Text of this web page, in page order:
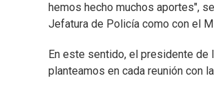
hemos hecho muchos aportes",
Jefatura de Policía como con el
En este sentido, el presidente de
planteamos en cada reunión con